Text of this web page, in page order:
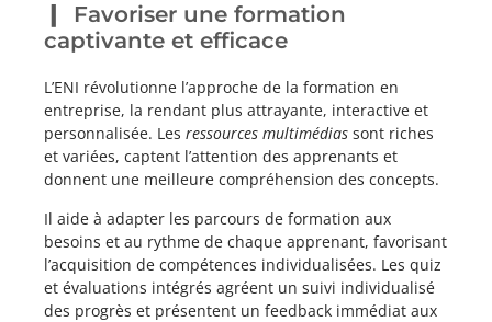
Favoriser une formation
captivante et efficace
L’ENI révolutionne l’approche de la formation en
entreprise, la rendant plus attrayante, interactive et
personnalisée. Les ressources multimédias sont riches
et variées, captent l’attention des apprenants et
donnent une meilleure compréhension des concepts.
Il aide à adapter les parcours de formation aux
besoins et au rythme de chaque apprenant, favorisant
l’acquisition de compétences individualisées. Les quiz
et évaluations intégrés agréent un suivi individualisé
des progrès et présentent un feedback immédiat aux